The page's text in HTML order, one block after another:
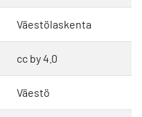
Väestölaskenta
cc by 4.0
Väestö